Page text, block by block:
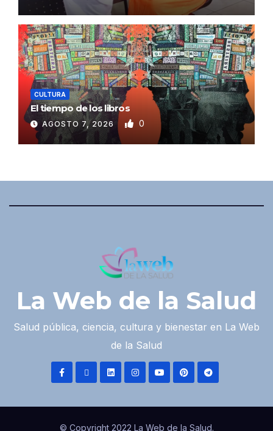
CULTURA
El tiempo de los libros
AGOSTO 7, 2026 0
La Web de la Salud
Salud pública, ciencia, cultura y bienestar en La Web
de la Salud
© Copyright 2022 La Web de la Salud.